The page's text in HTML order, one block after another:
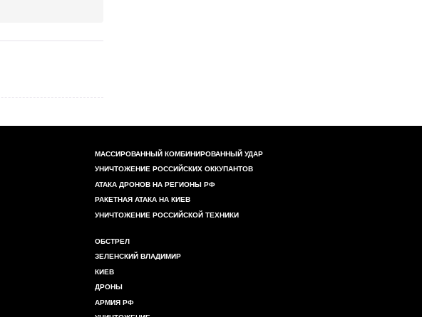
МАССИРОВАННЫЙ КОМБИНИРОВАННЫЙ УДАР
УНИЧТОЖЕНИЕ РОССИЙСКИХ ОККУПАНТОВ
АТАКА ДРОНОВ НА РЕГИОНЫ РФ
РАКЕТНАЯ АТАКА НА КИЕВ
УНИЧТОЖЕНИЕ РОССИЙСКОЙ ТЕХНИКИ
ОБСТРЕЛ
ЗЕЛЕНСКИЙ ВЛАДИМИР
КИЕВ
ДРОНЫ
АРМИЯ РФ